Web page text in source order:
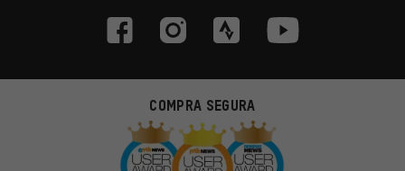
COMPRA SEGURA